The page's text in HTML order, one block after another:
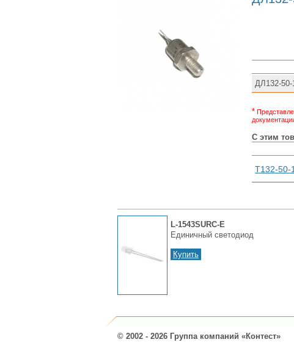
ДЛ132-
*
С этим
Т132-50-
L-1543SURC-E
Единичный светодиод
Купить
© 2002 - 2026 Группа компаний «Контест»